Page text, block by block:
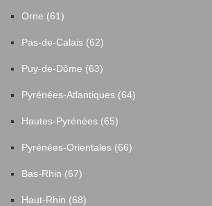
Orne (61)
Pas-de-Calais (62)
Puy-de-Dôme (63)
Pyrénées-Atlantiques (64)
Hautes-Pyrénées (65)
Pyrénées-Orientales (66)
Bas-Rhin (67)
Haut-Rhin (68)